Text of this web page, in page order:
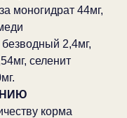
моногидрат 44мг,
безводный 2,4мг,
селенит
корма